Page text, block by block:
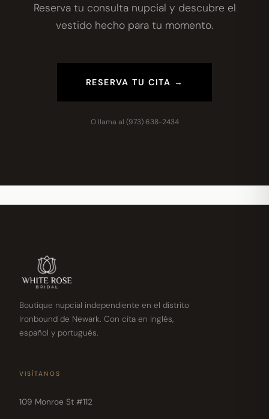
Reserva tu consulta nupcial y descubre el
vestido hecho para tu momento.
RESERVA TU CITA →
O llama al (973) 638-2434
Boutique nupcial independiente en el distrito
Ironbound de Newark. Con cita en inglés,
español y portugués.
VISÍTANOS
109 Monroe St #112